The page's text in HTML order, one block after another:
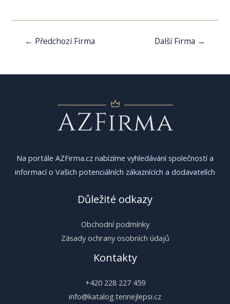
Navigace
← Předchozí Firma Další Firma →
Na portále AZFirma.cz nabízíme vyhledávání společností a
informací o Vašich potenciálních zákaznících a dodavatelích
Důležité odkazy
Obchodní podmínky
Zásady ochrany osobních údajů
Kontakty
+420 228 227 459
info@katalog.tennejlepsi.cz